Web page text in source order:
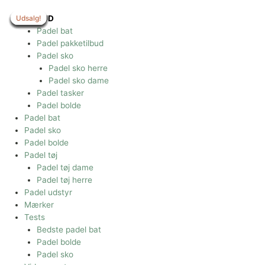
indholdet
TILBUD
Padel bat
Padel pakketilbud
Padel sko
Padel sko herre
Padel sko dame
Padel tasker
Padel bolde
Padel bat
Padel sko
Padel bolde
Padel tøj
Padel tøj dame
Padel tøj herre
Padel udstyr
Mærker
Tests
Bedste padel bat
Padel bolde
Padel sko
Udsalg!
Udsalg!
Udsalg!
Udsalg!
Udsalg!
Udsalg!
Udsalg!
Udsalg!
Udsalg!